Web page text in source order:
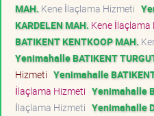
MAH. Kene İlaçlama Hizmeti
KARDELEN MAH. Kene İlaçlama
BATIKENT KENTKOOP MAH.
Yenimahalle BATIKENT
Hizmeti Yenimahalle
İlaçlama Hizmeti Yenimahalle
İlaçlama Hizmeti Yenimahalle